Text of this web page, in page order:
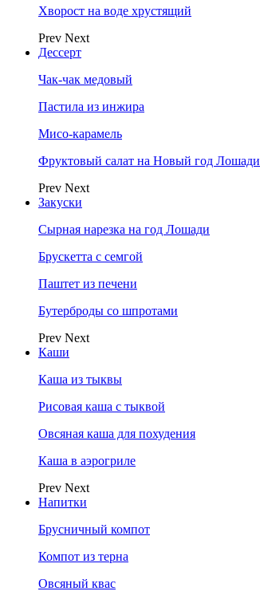
Хворост на воде хрустящий
Prev Next
Дессерт
Чак-чак медовый
Пастила из инжира
Мисо-карамель
Фруктовый салат на Новый год Лошади
Prev Next
Закуски
Сырная нарезка на год Лошади
Брускетта с семгой
Паштет из печени
Бутерброды со шпротами
Prev Next
Каши
Каша из тыквы
Рисовая каша с тыквой
Овсяная каша для похудения
Каша в аэрогриле
Prev Next
Напитки
Брусничный компот
Компот из терна
Овсяный квас